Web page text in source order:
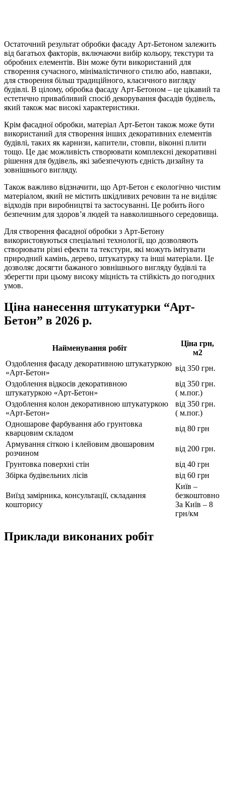
Остаточний результат обробки фасаду Арт-Бетоном залежить
від багатьох факторів, включаючи вибір кольору, текстури та
обробних елементів. Він може бути використаний для
створення сучасного, мінімалістичного стилю або, навпаки,
для створення більш традиційного, класичного вигляду
будівлі. В цілому, обробка фасаду Арт-Бетоном – це цікавий та
естетично привабливий спосіб декорування фасадів будівель,
який також має високі характеристики.
Крім фасадної обробки, матеріал Арт-Бетон також може бути
використаний для створення інших декоративних елементів
будівлі, таких як карнизи, капители, стовпи, віконні плити
тощо. Це дає можливість створювати комплексні декоративні
рішення для будівель, які забезпечують єдність дизайну та
зовнішнього вигляду.
Також важливо відзначити, що Арт-Бетон є екологічно чистим
матеріалом, який не містить шкідливих речовин та не виділяє
відходів при виробництві та застосуванні. Це робить його
безпечним для здоров’я людей та навколишнього середовища.
Для створення фасадної обробки з Арт-Бетону
використовуються спеціальні технології, що дозволяють
створювати різні ефекти та текстури, які можуть імітувати
природний камінь, дерево, штукатурку та інші матеріали. Це
дозволяє досягти бажаного зовнішнього вигляду будівлі та
зберегти при цьому високу міцність та стійкість до погодних
умов.
Ціна нанесення штукатурки “Арт-
Бетон” в 2026 р.
Найменування робіт
Ціна грн,
м2
Оздоблення фасаду декоративною штукатуркою
«Арт-Бетон»
від 350 грн.
Оздоблення відкосів декоративною
штукатуркою «Арт-Бетон»
від 350 грн.
( м.пог.)
Оздоблення колон декоративною штукатуркою
«Арт-Бетон»
від 350 грн.
( м.пог.)
Одношарове фарбування або грунтовка
кварцовим складом
від 80 грн
Армування сіткою і клейовим двошаровим
розчином
від 200 грн.
Грунтовка поверхні стін
від 40 грн
Збірка будівельних лісів
від 60 грн
Виїзд замірника, консультації, складання
кошторису
Київ –
безкоштовно
За Київ – 8
грн/км
Приклади виконаних робіт